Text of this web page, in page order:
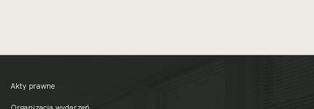
Akty prawne